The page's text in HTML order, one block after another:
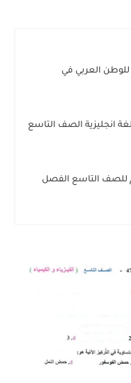
العربي في
انجليزية الصف التاسع
التاسع الفصل